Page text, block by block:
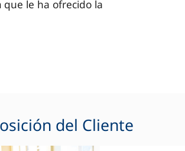
que le ha ofrecido la
del Cliente